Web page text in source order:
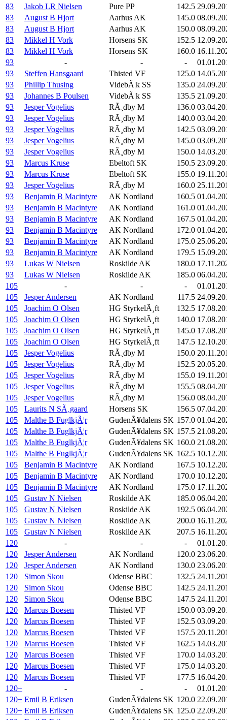
83
Jakob LR Nielsen Pure PP 142.5
83
August B Hjort Aarhus AK 145.0
83
August B Hjort Aarhus AK 150.0
83
Mikkel H Vork Horsens SK 152.5
83
Mikkel H Vork Horsens SK 160.0
93
- - -
93
Steffen Hansgaard Thisted VF 125.0
93
Phillip Thusing VidebÃ¦k SS 135.0
93
Johannes B Poulsen VidebÃ¦k SS 135.5
93
Jesper Vogelius RÃ¸dby M 136.0
93
Jesper Vogelius RÃ¸dby M 140.0
93
Jesper Vogelius RÃ¸dby M 142.5
93
Jesper Vogelius RÃ¸dby M 145.0
93
Jesper Vogelius RÃ¸dby M 150.0
93
Marcus Kruse Ebeltoft SK 150.5
93
Marcus Kruse Ebeltoft SK 155.0
93
Jesper Vogelius RÃ¸dby M 160.0
93
Benjamin B Macintyre AK Nordland 160.5
93
Benjamin B Macintyre AK Nordland 161.0
93
Benjamin B Macintyre AK Nordland 167.5
93
Benjamin B Macintyre AK Nordland 172.0
93
Benjamin B Macintyre AK Nordland 175.0
93
Benjamin B Macintyre AK Nordland 179.5
93
Lukas W Nielsen Roskilde AK 180.0
93
Lukas W Nielsen Roskilde AK 185.0
105
- - -
105
Jesper Andersen AK Nordland 117.5
105
Joachim O Olsen HG StyrkelÃ¸ft 132.5
105
Joachim O Olsen HG StyrkelÃ¸ft 140.0
105
Joachim O Olsen HG StyrkelÃ¸ft 145.0
105
Joachim O Olsen HG StyrkelÃ¸ft 147.5
105
Jesper Vogelius RÃ¸dby M 150.0
105
Jesper Vogelius RÃ¸dby M 152.5
105
Jesper Vogelius RÃ¸dby M 155.0
105
Jesper Vogelius RÃ¸dby M 155.5
105
Jesper Vogelius RÃ¸dby M 156.0
105
Laurits N SÃ¸gaard Horsens SK 156.5
105
Malthe B FuglkjÃ¦r GudenÃ¥dalens SK 157.0
105
Malthe B FuglkjÃ¦r GudenÃ¥dalens SK 157.5
105
Malthe B FuglkjÃ¦r GudenÃ¥dalens SK 160.0
105
Malthe B FuglkjÃ¦r GudenÃ¥dalens SK 162.5
105
Benjamin B Macintyre AK Nordland 167.5
105
Benjamin B Macintyre AK Nordland 170.0
105
Benjamin B Macintyre AK Nordland 175.0
105
Gustav N Nielsen Roskilde AK 185.0
105
Gustav N Nielsen Roskilde AK 192.5
105
Gustav N Nielsen Roskilde AK 200.0
105
Gustav N Nielsen Roskilde AK 207.5
120
- - -
120
Jesper Andersen AK Nordland 120.0
120
Jesper Andersen AK Nordland 130.0
120
Simon Skou Odense BBC 132.5
120
Simon Skou Odense BBC 142.5
120
Simon Skou Odense BBC 147.5
120
Marcus Boesen Thisted VF 150.0
120
Marcus Boesen Thisted VF 152.5
120
Marcus Boesen Thisted VF 157.5
120
Marcus Boesen Thisted VF 162.5
120
Marcus Boesen Thisted VF 170.0
120
Marcus Boesen Thisted VF 175.0
120
Marcus Boesen Thisted VF 177.5
120+
- - -
120+ Emil B Eriksen GudenÃ¥dalens SK 120.0
120+ Emil B Eriksen GudenÃ¥dalens SK 125.0